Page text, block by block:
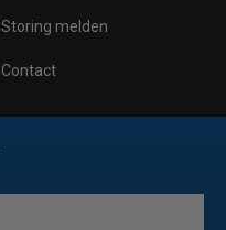
Storing melden
Contact